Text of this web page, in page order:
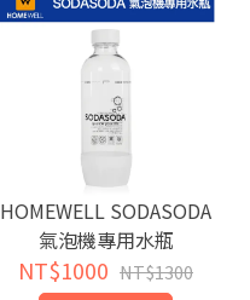
HOMEWELL SODASODA
氣泡機專用水瓶
NT$1000 NT$1300